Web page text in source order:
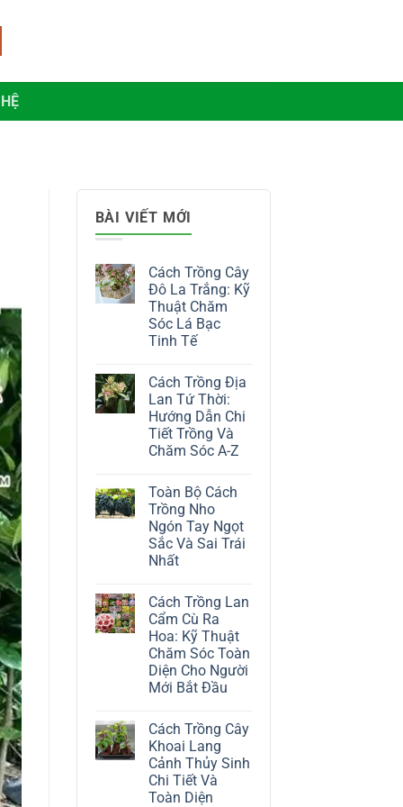
BÀI VIẾT MỚI
Cách Trồng Cây
Đô La Trắng: Kỹ
Thuật Chăm
Sóc Lá Bạc
Tinh Tế
bình
luận
ở
Cách
Trồng
Cây
Đô
Kỹ
Thuật
Chăm
Sóc
Lá
Bạc
Tinh
Cách Trồng Địa
Lan Tứ Thời:
Hướng Dẫn Chi
Tiết Trồng Và
Chăm Sóc A-Z
bình
luận
Cách
Trồng
Địa
Lan
Hướng
Dẫn
Chi
Tiết
Trồng
Và
Chăm
Sóc
A-
Toàn Bộ Cách
Trồng Nho
Ngón Tay Ngọt
Sắc Và Sai Trái
Nhất
bình
luận
ở
Toàn
Bộ
Cách
Trồng
Nho
Ngón
Sắc
Và
Sai
Trái
Nhất
Cách Trồng Lan
Cẩm Cù Ra
Hoa: Kỹ Thuật
Chăm Sóc Toàn
Diện Cho Người
Mới Bắt Đầu
bình
luận
ở
Cách
Trồng
Lan
Cẩm
Cách Trồng Cây
Khoai Lang
Cảnh Thủy Sinh
Chi Tiết Và
Toàn Diện